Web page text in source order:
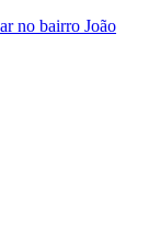
no bairro João